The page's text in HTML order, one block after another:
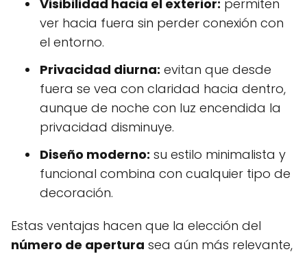
Visibilidad hacia el exterior: permiten
ver hacia fuera sin perder conexión con
el entorno.
Privacidad diurna: evitan que desde
fuera se vea con claridad hacia dentro,
aunque de noche con luz encendida la
privacidad disminuye.
Diseño moderno: su estilo minimalista y
funcional combina con cualquier tipo de
decoración.
Estas ventajas hacen que la elección del
número de apertura sea aún más relevante,